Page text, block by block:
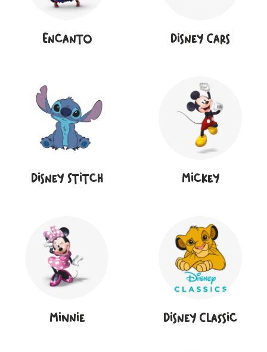
Encanto Disney Cars
Disney Stitch Mickey
Minnie Disney Classic